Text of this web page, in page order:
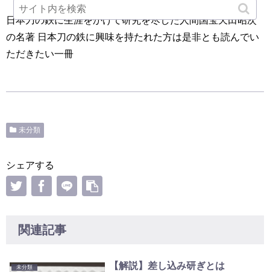
日本刀の鉄に生涯をかけて研究を尽した人間国宝天田昭次
の名著 日本刀の鉄に興味を持たれた方は是非とも読んでい
ただきたい一冊
未分類
シェアする
関連記事
未分類 【解説】差し込み研ぎとは